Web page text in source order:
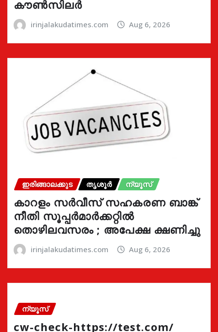
കൗൺസിലർ
irinjalakudatimes.com Aug 6, 2026
ഇരിങ്ങാലക്കുട തൃശൂർ ന്യൂസ്
കാറളം സർവീസ് സഹകരണ ബാങ്ക്
നീതി സൂപ്പർമാർക്കറ്റിൽ
തൊഴിലവസരം ; അപേക്ഷ ക്ഷണിച്ചു
irinjalakudatimes.com Aug 6, 2026
ന്യൂസ്
cw-check-https://test.com/